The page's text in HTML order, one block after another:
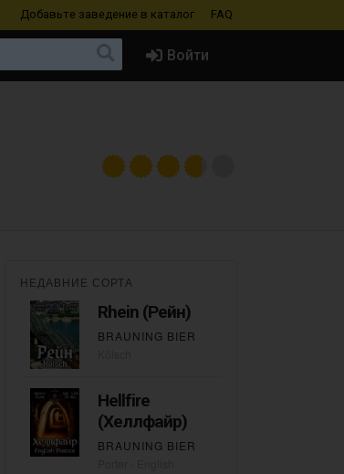
Добавьте заведение в каталог FAQ
Войти
НЕДАВНИЕ СОРТА
Rhein (Рейн)
BRAUNING BIER
Hellfire
(Хеллфайр)
BRAUNING BIER